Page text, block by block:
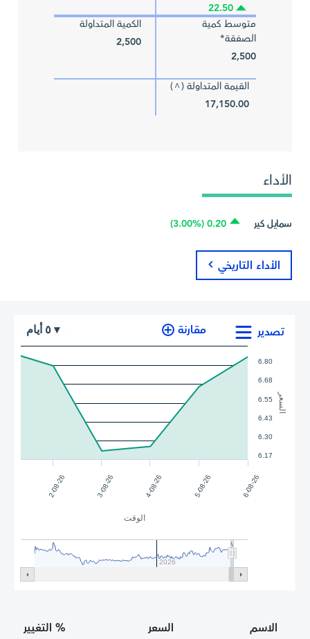
22.50
متوسط كمية
الصفقة*
2,500
الكمية المتداولة
2,500
القيمة المتداولة ( ^
)
17,150.00
الأداء
سمايل كير 0.20 (3.00%)
الأداء التاريخي
مقارنة
الوقت
السعر
تصدير
2-08-26 3-08-26 4-08-26 5-08-26 6-08-26
2026
6.17
6.30
6.43
6.55
6.68
6.80
٥ أيام ▾
الاسم السعر % التغيير